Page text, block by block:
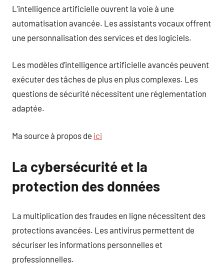
L’intelligence artificielle ouvrent la voie à une
automatisation avancée. Les assistants vocaux offrent
une personnalisation des services et des logiciels.
Les modèles d’intelligence artificielle avancés peuvent
exécuter des tâches de plus en plus complexes. Les
questions de sécurité nécessitent une réglementation
adaptée.
Ma source à propos de ici
La cybersécurité et la
protection des données
La multiplication des fraudes en ligne nécessitent des
protections avancées. Les antivirus permettent de
sécuriser les informations personnelles et
professionnelles.